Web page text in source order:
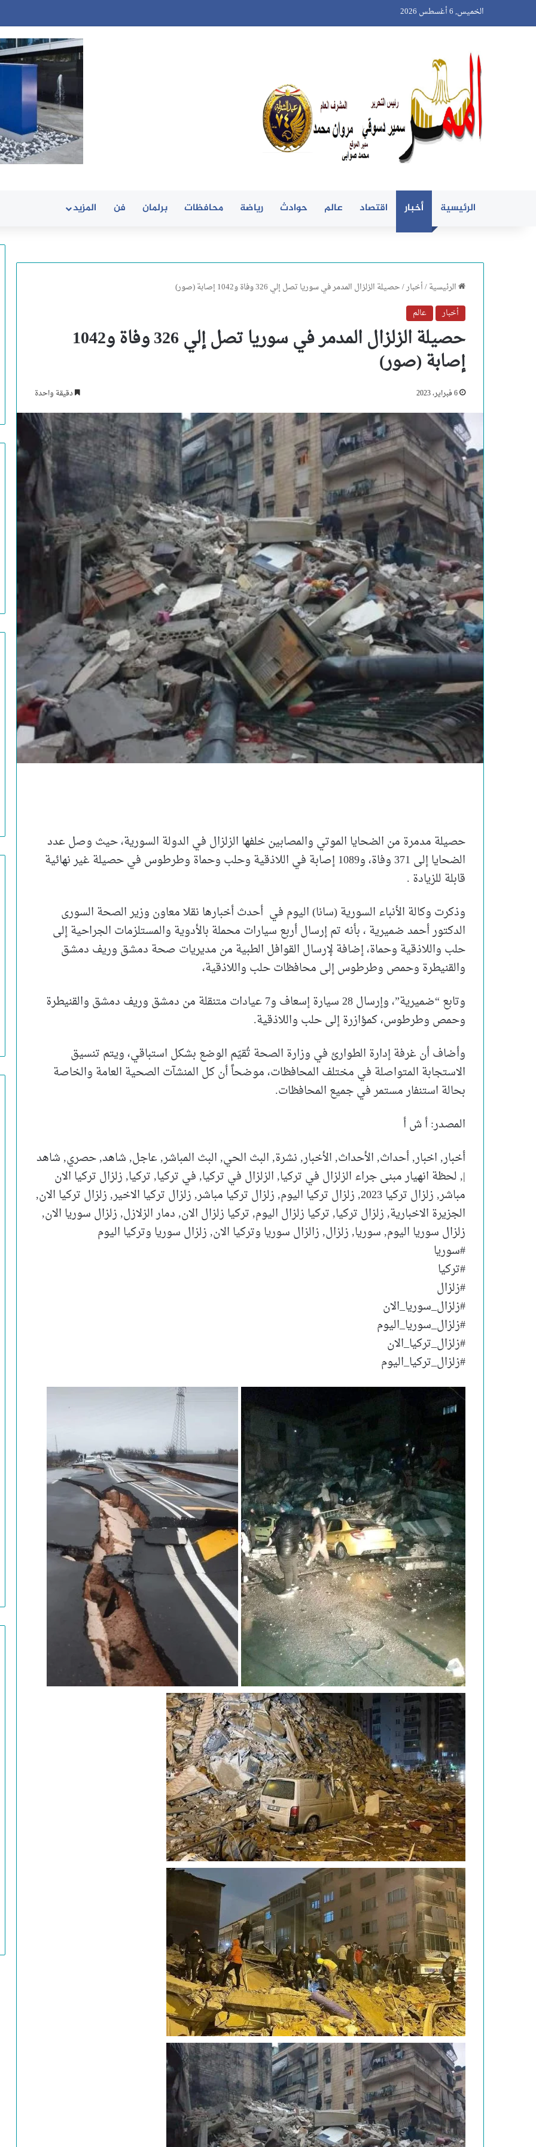
الخميس, 6 أغسطس 2026
الرئيسية أخبار اقتصاد عالم حوادث رياضة محافظات برلمان فن المزيد
الرئيسية/أخبار/حصيلة الزلزال المدمر في سوريا تصل إلي 326 وفاة و1042 إصابة (صور)
أخبار
عالم
حصيلة الزلزال المدمر في سوريا تصل إلي 326 وفاة و1042
إصابة (صور)
6 فبراير، 2023 دقيقة واحدة
حصيلة مدمرة من الضحايا الموتي والمصابين خلفها الزلزال في الدولة السورية، حيث وصل عدد
الضحايا إلى 371 وفاة، و1089 إصابة في اللاذقية وحلب وحماة وطرطوس في حصيلة غير نهائية
قابلة للزيادة .
وذكرت وكالة الأنباء السورية (سانا) اليوم في أحدث أخبارها نقلا معاون وزير الصحة السورى
الدكتور أحمد ضميرية ، بأنه تم إرسال أربع سيارات محملة بالأدوية والمستلزمات الجراحية إلى
حلب واللاذقية وحماة، إضافة لإرسال القوافل الطبية من مديريات صحة دمشق وريف دمشق
والقنيطرة وحمص وطرطوس إلى محافظات حلب واللاذقية،
وتابع “ضميرية”، وإرسال 28 سيارة إسعاف و7 عيادات متنقلة من دمشق وريف دمشق والقنيطرة
وحمص وطرطوس، كمؤازرة إلى حلب واللاذقية.
وأضاف أن غرفة إدارة الطوارئ في وزارة الصحة تُقيّم الوضع بشكل استباقي، ويتم تنسيق
الاستجابة المتواصلة في مختلف المحافظات، موضحاً أن كل المنشآت الصحية العامة والخاصة
بحالة استنفار مستمر في جميع المحافظات.
المصدر: أ ش أ
أخبار, اخبار, أحداث, الأحداث, الأخبار, نشرة, البث الحي, البث المباشر, عاجل, شاهد, حصري, شاهد
|, لحظة انهيار مبنى جراء الزلزال في تركيا, الزلزال في تركيا, في تركيا, تركيا, زلزال تركيا الان
مباشر, زلزال تركيا 2023, زلزال تركيا اليوم, زلزال تركيا مباشر, زلزال تركيا الاخير, زلزال تركيا الان,
الجزيرة الاخبارية, زلزال تركيا, تركيا زلزال اليوم, تركيا زلزال الان, دمار الزلازل, زلزال سوريا الان,
زلزال سوريا اليوم, سوريا, زلزال, زالزال سوريا وتركيا الان, زلزال سوريا وتركيا اليوم
#سوريا
#تركيا
#زلزال
#زلزال_سوريا_الان
#زلزال_سوريا_اليوم
#زلزال_تركيا_الان
#زلزال_تركيا_اليوم